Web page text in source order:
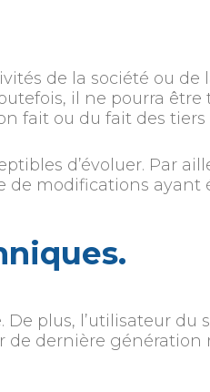
de la société ou de
il ne pourra être
fait ou du fait des
d’évoluer. Par
de modifications ayant
plus, l’utilisateur du
de dernière génération